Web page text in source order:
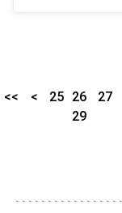
<< < 25 26 27
29